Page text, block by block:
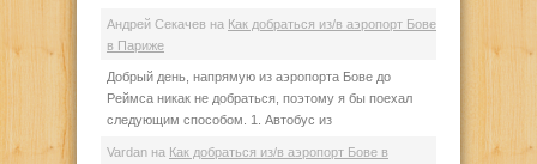
Андрей Секачев на Как добраться из/в аэропорт Бове
в Париже
Добрый день, напрямую из аэропорта Бове до
Реймса никак не добраться, поэтому я бы поехал
следующим способом. 1. Автобус из
Vardan на Как добраться из/в аэропорт Бове в